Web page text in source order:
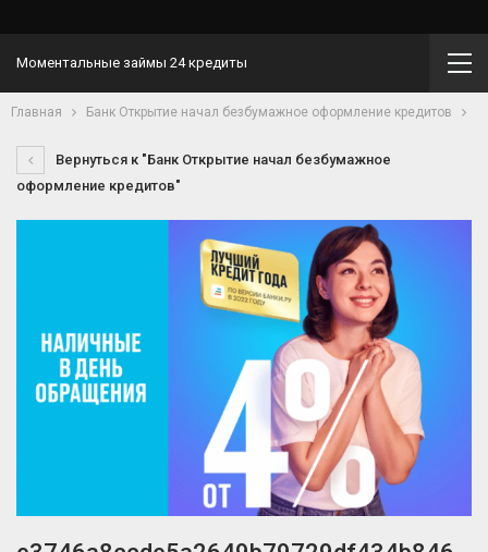
Моментальные займы 24 кредиты
Главная Банк Открытие начал безбумажное оформление кредитов
Вернуться к "Банк Открытие начал безбумажное
оформление кредитов"